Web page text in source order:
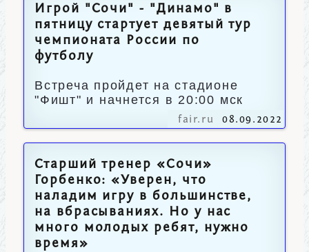
Игрой "Сочи" - "Динамо" в
пятницу стартует девятый тур
чемпионата России по
футболу
Встреча пройдет на стадионе
"Фишт" и начнется в 20:00 мск
fair.ru 08.09.2022
Старший тренер «Сочи»
Горбенко: «Уверен, что
наладим игру в большинстве,
на вбрасываниях. Но у нас
много молодых ребят, нужно
время»